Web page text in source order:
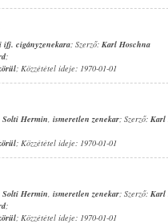
ifj. cigányzenekara; Szerző: Karl Hoschna
;
; Közzététel ideje: 1970-01-01
Solti Hermin, ismeretlen zenekar; Szerző: Karl
; Közzététel ideje: 1970-01-01
Solti Hermin, ismeretlen zenekar; Szerző: Karl
;
; Közzététel ideje: 1970-01-01